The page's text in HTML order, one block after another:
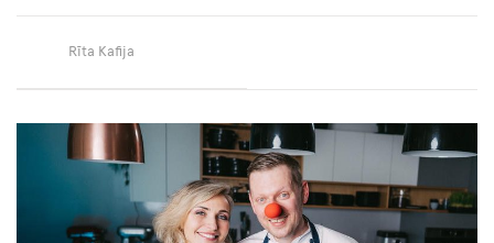
Rīta Kafija